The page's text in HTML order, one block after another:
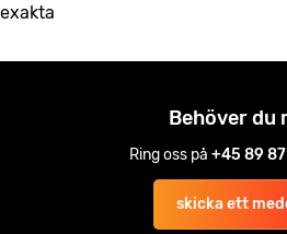
exakta
Behöver du
Ring oss på +45 89 87
skicka ett